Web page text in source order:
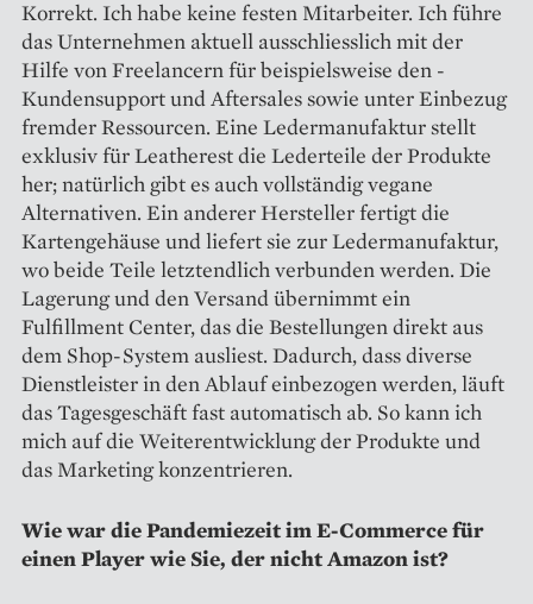
Korrekt. Ich habe keine festen Mitarbeiter. Ich führe
das Unternehmen aktuell ausschliesslich mit der
Hilfe von Freelancern für beispielsweise den ­
Kundensupport und Aftersales sowie unter Einbezug
fremder Ressourcen. Eine Ledermanufaktur stellt
exklusiv für Leatherest die Lederteile der Produkte
her; natürlich gibt es auch vollständig vegane
Alternativen. Ein anderer Hersteller fertigt die
Kartengehäuse und liefert sie zur Ledermanufaktur,
wo beide Teile letztendlich verbunden werden. Die
Lagerung und den Versand übernimmt ein
Fulfillment Center, das die Bestellungen direkt aus
dem Shop-System ausliest. Dadurch, dass diverse
Dienstleister in den Ablauf einbezogen werden, läuft
das Tagesgeschäft fast automatisch ab. So kann ich
mich auf die Weiterentwicklung der Produkte und
das Marketing konzentrieren.
Wie war die Pandemiezeit im E-Commerce für
einen Player wie Sie, der nicht Amazon ist?